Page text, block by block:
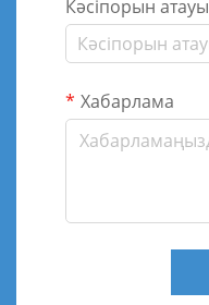
Кәсіпорын атауы
Хабарлама